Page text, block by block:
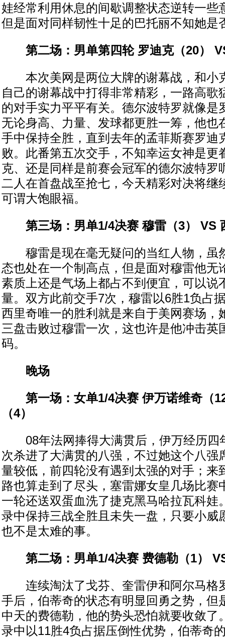
娃经常利用休息的间歇调整状态逆转一些
但是面对同样韧性十足的巴托丽不知她是
第二场：男单第四轮 罗迪克（20）
本次美网是两位大牌的谢幕战，和小
自己的谢幕战中打得非常精彩，一路高歌
的对手实力平平有关。德尔波特罗就像是
无论身高、力量、发球都更胜一筹，他也
手中保持全胜，直到去年的孟菲斯赛罗迪
败。此番第五次交手，不知幸运女神是更
克、还是同样是前赛会冠军的德尔波特罗
二人在首盘战至抢七，今天精彩对决将继
可谓大饱眼福。
第三场：男单1/4决赛 穆雷（3） VS
穆雷是现在毫无疑问的当红人物，虽
态也处在一个制高点，但是面对穆雷他无
素质上还是气场上都占不到便宜，可以说
量。双方此前交手7次，穆雷以6胜1负占
西里奇唯一的胜利就是来自于美网赛场，
三盘击败过穆雷一次，这也许是他冲击英
码。
晚场
第一场：女单1/4决赛 伊万诺维奇（
（4）
08年法网捧得大满贯后，伊万经历四
次杀进了大满贯的八强，不过她这个八强
量较低，前四轮没有遇到太强的对手；来
路也算走到了尽头，塞雷娜女皇几场比赛
一轮还送双蛋血洗了捷克黑马哈拉瓦科娃
录中保持三战全胜且未失一盘，只要小威
也不是太难的事。
第二场：男单1/4决赛 费德勒（1）
连续淘汰了戈芬、奎雷伊和阿尔马格
手后，伯蒂奇的状态有明显回勇之势，但
中天的费德勒，他的势头恐怕就要收敛了
录中以11胜4负占据压倒性优势，伯蒂奇